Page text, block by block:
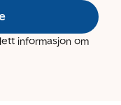
informasjon om